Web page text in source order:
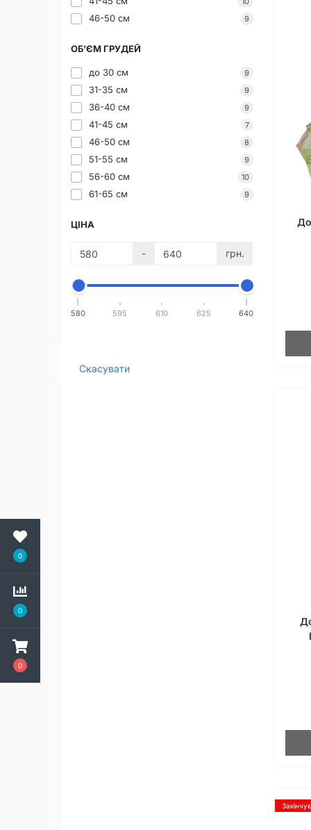
0
0
0
46-50 см 9
ОБ’ЄМ ГРУДЕЙ
до 30 см 9
31-35 см 9
36-40 см 9
41-45 см 7
46-50 см 8
51-55 см 9
56-60 см 10
61-65 см 9
ЦІНА
- грн.
580 595 610 625 640
Скасувати